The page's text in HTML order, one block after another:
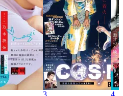
3 4